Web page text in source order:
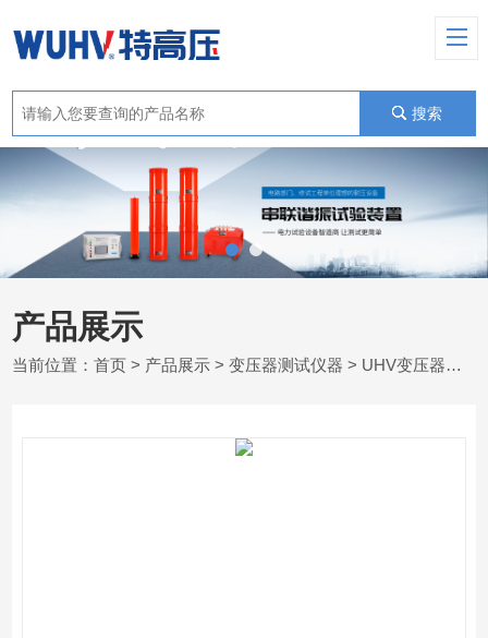
搜索
产品展示
当前位置：首页 > 产品展示 >变压器测试仪器 > UHV变压器有载开关测试仪